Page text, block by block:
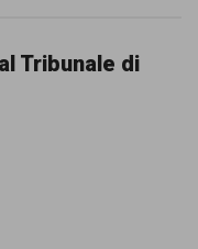
Tribunale di